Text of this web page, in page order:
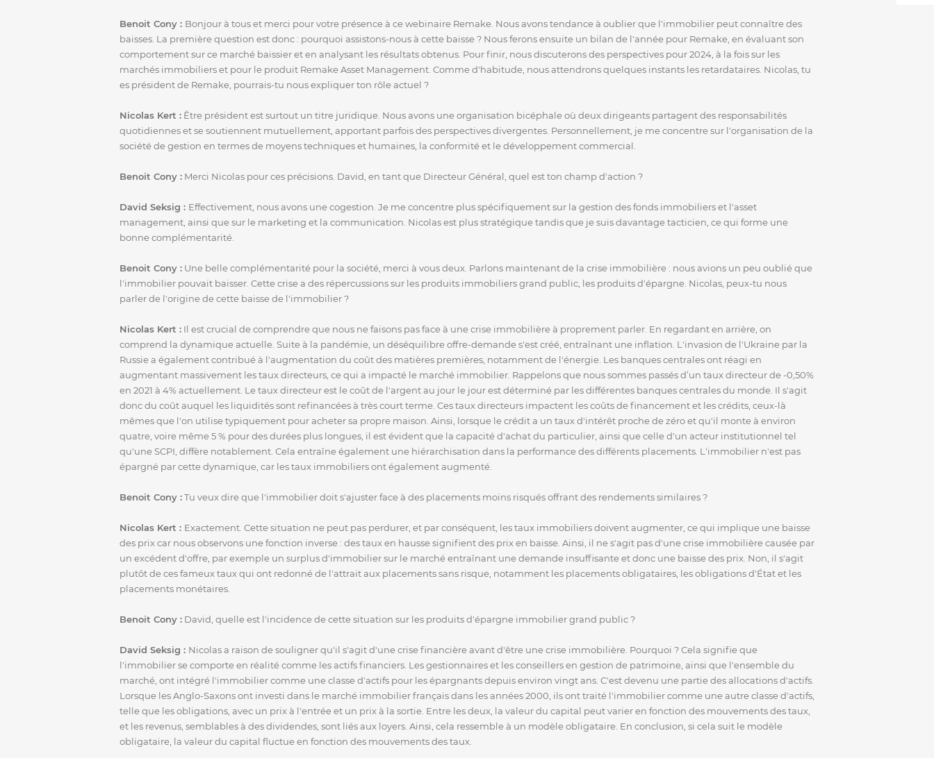
Benoit Cony : Bonjour à tous et merci pour votre présence à ce webinaire Remake. Nous avons tendance à oublier que l'immobilier peut connaître des
baisses. La première question est donc : pourquoi assistons-nous à cette baisse ? Nous ferons ensuite un bilan de l'année pour Remake, en évaluant son
comportement sur ce marché baissier et en analysant les résultats obtenus. Pour finir, nous discuterons des perspectives pour 2024, à la fois sur les
marchés immobiliers et pour le produit Remake Asset Management. Comme d'habitude, nous attendrons quelques instants les retardataires. Nicolas, tu
es président de Remake, pourrais-tu nous expliquer ton rôle actuel ?
Nicolas Kert : Être président est surtout un titre juridique. Nous avons une organisation bicéphale où deux dirigeants partagent des responsabilités
quotidiennes et se soutiennent mutuellement, apportant parfois des perspectives divergentes. Personnellement, je me concentre sur l'organisation de la
société de gestion en termes de moyens techniques et humaines, la conformité et le développement commercial.
Benoit Cony : Merci Nicolas pour ces précisions. David, en tant que Directeur Général, quel est ton champ d'action ?
David Seksig : Effectivement, nous avons une cogestion. Je me concentre plus spécifiquement sur la gestion des fonds immobiliers et l'asset
management, ainsi que sur le marketing et la communication. Nicolas est plus stratégique tandis que je suis davantage tacticien, ce qui forme une
bonne complémentarité.
Benoit Cony : Une belle complémentarité pour la société, merci à vous deux. Parlons maintenant de la crise immobilière : nous avions un peu oublié que
l'immobilier pouvait baisser. Cette crise a des répercussions sur les produits immobiliers grand public, les produits d'épargne. Nicolas, peux-tu nous
parler de l'origine de cette baisse de l'immobilier ?
Nicolas Kert : Il est crucial de comprendre que nous ne faisons pas face à une crise immobilière à proprement parler. En regardant en arrière, on
comprend la dynamique actuelle. Suite à la pandémie, un déséquilibre offre-demande s'est créé, entraînant une inflation. L'invasion de l'Ukraine par la
Russie a également contribué à l'augmentation du coût des matières premières, notamment de l'énergie. Les banques centrales ont réagi en
augmentant massivement les taux directeurs, ce qui a impacté le marché immobilier. Rappelons que nous sommes passés d’un taux directeur de -0,50%
en 2021 à 4% actuellement. Le taux directeur est le coût de l'argent au jour le jour est déterminé par les différentes banques centrales du monde. Il s'agit
donc du coût auquel les liquidités sont refinancées à très court terme. Ces taux directeurs impactent les coûts de financement et les crédits, ceux-là
mêmes que l'on utilise typiquement pour acheter sa propre maison. Ainsi, lorsque le crédit a un taux d'intérêt proche de zéro et qu'il monte à environ
quatre, voire même 5 % pour des durées plus longues, il est évident que la capacité d'achat du particulier, ainsi que celle d'un acteur institutionnel tel
qu'une SCPI, diffère notablement. Cela entraîne également une hiérarchisation dans la performance des différents placements. L'immobilier n'est pas
épargné par cette dynamique, car les taux immobiliers ont également augmenté.
Benoit Cony :Tu veux dire que l'immobilier doit s'ajuster face à des placements moins risqués offrant des rendements similaires ?
Nicolas Kert : Exactement. Cette situation ne peut pas perdurer, et par conséquent, les taux immobiliers doivent augmenter, ce qui implique une baisse
des prix car nous observons une fonction inverse : des taux en hausse signifient des prix en baisse. Ainsi, il ne s'agit pas d'une crise immobilière causée par
un excédent d'offre, par exemple un surplus d'immobilier sur le marché entraînant une demande insuffisante et donc une baisse des prix. Non, il s'agit
plutôt de ces fameux taux qui ont redonné de l'attrait aux placements sans risque, notamment les placements obligataires, les obligations d'État et les
placements monétaires.
Benoit Cony : David, quelle est l'incidence de cette situation sur les produits d'épargne immobilier grand public ?
David Seksig : Nicolas a raison de souligner qu'il s'agit d'une crise financière avant d'être une crise immobilière. Pourquoi ? Cela signifie que
l'immobilier se comporte en réalité comme les actifs financiers. Les gestionnaires et les conseillers en gestion de patrimoine, ainsi que l'ensemble du
marché, ont intégré l'immobilier comme une classe d'actifs pour les épargnants depuis environ vingt ans. C'est devenu une partie des allocations d'actifs.
Lorsque les Anglo-Saxons ont investi dans le marché immobilier français dans les années 2000, ils ont traité l'immobilier comme une autre classe d'actifs,
telle que les obligations, avec un prix à l'entrée et un prix à la sortie. Entre les deux, la valeur du capital peut varier en fonction des mouvements des taux,
et les revenus, semblables à des dividendes, sont liés aux loyers. Ainsi, cela ressemble à un modèle obligataire. En conclusion, si cela suit le modèle
obligataire, la valeur du capital fluctue en fonction des mouvements des taux.